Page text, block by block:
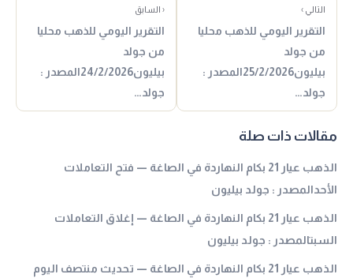
التالي ›
التقرير اليومي للذهب محليا
من جولد
بيليون25/2/2026المصدر :
جولد…
‹ السابق
التقرير اليومي للذهب محليا
من جولد
بيليون24/2/2026المصدر :
جولد…
مقالات ذات صلة
الذهب عيار 21 بكام النهاردة في الصاغة — فتح التعاملات
الأحدالمصدر : جولد بيليون
الذهب عيار 21 بكام النهاردة في الصاغة — إغلاق التعاملات
السبتالمصدر : جولد بيليون
الذهب عيار 21 بكام النهاردة في الصاغة — تحديث منتصف اليوم